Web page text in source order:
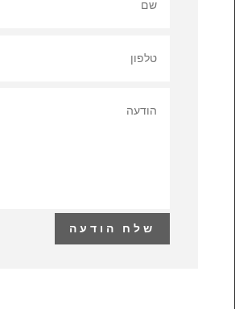
שלח הודעה